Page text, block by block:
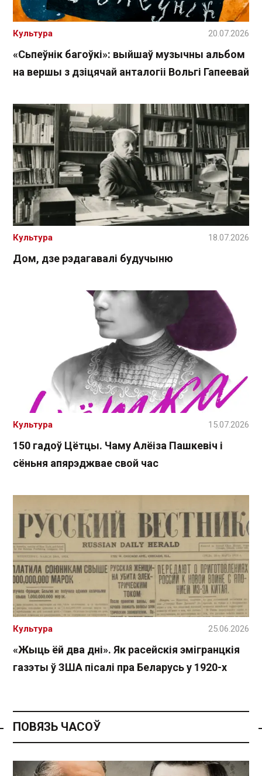
Спасылка без VPN
«Сьпеўнік багоўкі»: выйшаў музычны альбом
на вершы з дзіцячай анталогіі Вольгі Гапеевай
Культура 20.07.2026
Дом, дзе рэдагавалі будучыню
Культура 18.07.2026
150 гадоў Цётцы. Чаму Алёіза Пашкевіч і
сёньня апярэджвае свой час
Культура 15.07.2026
«Жыць ёй два дні». Як расейскія эмігранцкія
газэты ў ЗША пісалі пра Беларусь у 1920-х
Культура 25.06.2026
ПОВЯЗЬ ЧАСОЎ